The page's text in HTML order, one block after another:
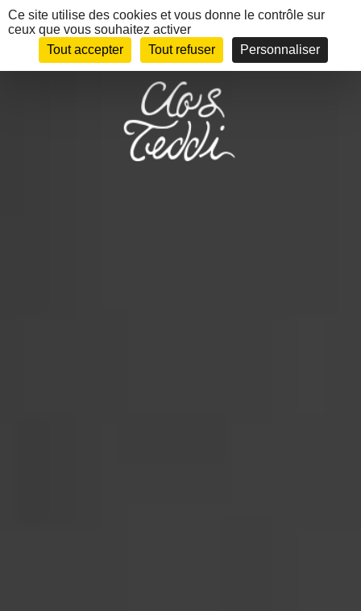
Panneau de gestion des cookies
Ce site utilise des cookies et vous donne le contrôle sur
ceux que vous souhaitez activer
Tout accepter
Tout refuser Personnaliser
MENU EN